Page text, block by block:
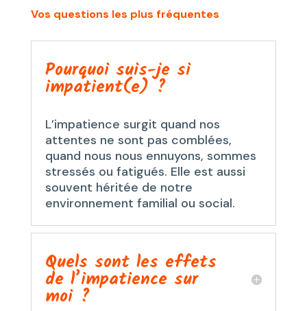
Vos questions les plus fréquentes
Pourquoi suis-je si
impatient(e) ?
L’impatience surgit quand nos
attentes ne sont pas comblées,
quand nous nous ennuyons, sommes
stressés ou fatigués. Elle est aussi
souvent héritée de notre
environnement familial ou social.
Quels sont les effets
de l’impatience sur
moi ?